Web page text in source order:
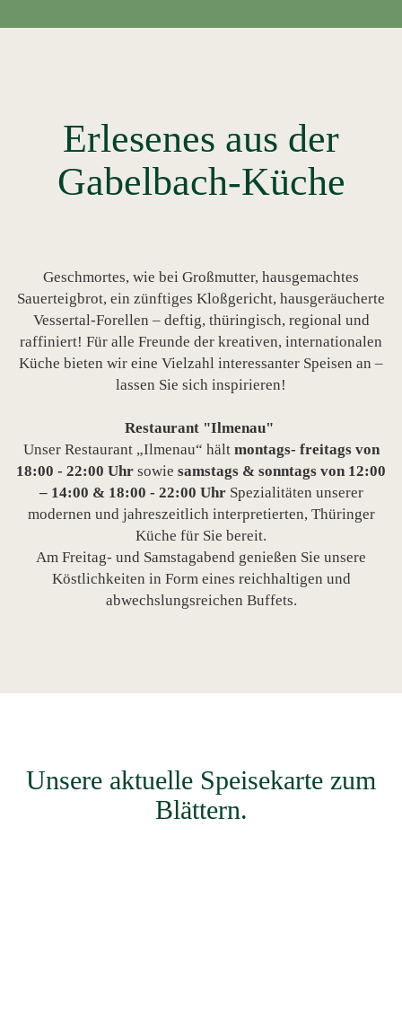
Erlesenes aus der
Gabelbach-Küche
Geschmortes, wie bei Großmutter, hausgemachtes
Sauerteigbrot, ein zünftiges Kloßgericht, hausgeräucherte
Vessertal-Forellen – deftig, thüringisch, regional und
raffiniert! Für alle Freunde der kreativen, internationalen
Küche bieten wir eine Vielzahl interessanter Speisen an –
lassen Sie sich inspirieren!
Restaurant "Ilmenau"
Unser Restaurant „Ilmenau“ hält montags- freitags von
18:00 - 22:00 Uhr sowie samstags & sonntags von 12:00
– 14:00 & 18:00 - 22:00 UhrSpezialitäten unserer
modernen und jahreszeitlich interpretierten, Thüringer
Küche für Sie bereit.
Am Freitag- und Samstagabend genießen Sie unsere
Köstlichkeiten in Form eines reichhaltigen und
abwechslungsreichen Buffets.
Unsere aktuelle Speisekarte zum
Blättern.